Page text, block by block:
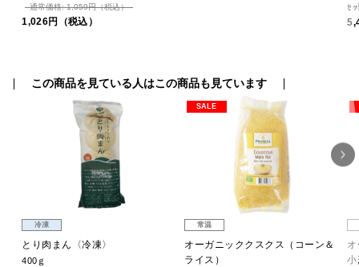
通常価格: 1,059円（税込）
1,026円（税込）
ｾｯ
この商品を見ている人はこの商品も見ています
冷凍
とり肉まん〈冷凍〉
400ｇ
SALE
常温
オーガニッククスクス（コーン＆
ライス）